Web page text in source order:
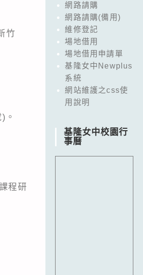
竹
。
程研
網路請購
網路請購(備用)
維修登記
場地借用
場地借用申請單
基隆女中Newplus
系統
網站維護之css使
用說明
基隆女中校園行
事曆